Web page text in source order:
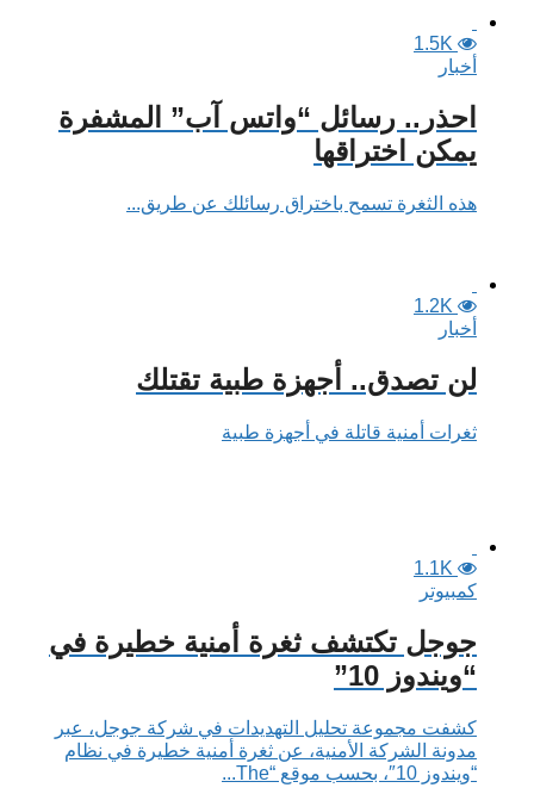
1.5K
أخبار
احذر.. رسائل “واتس آب” المشفرة
يمكن اختراقها
هذه الثغرة تسمح باختراق رسائلك عن طريق...
1.2K
أخبار
لن تصدق.. أجهزة طبية تقتلك
ثغرات أمنية قاتلة في أجهزة طبية
1.1K
كمبيوتر
جوجل تكتشف ثغرة أمنية خطيرة في
“ويندوز 10”
كشفت مجموعة تحليل التهديدات في شركة جوجل، عبر
مدونة الشركة الأمنية، عن ثغرة أمنية خطيرة في نظام
“ويندوز 10″، بحسب موقع “The...